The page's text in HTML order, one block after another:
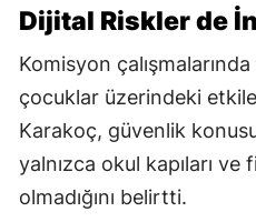
Dijital Riskler de
Komisyon
çocuklar üzerindeki
Karakoç, güvenlik
yalnızca okul kapıları
olmadığını belirtti.